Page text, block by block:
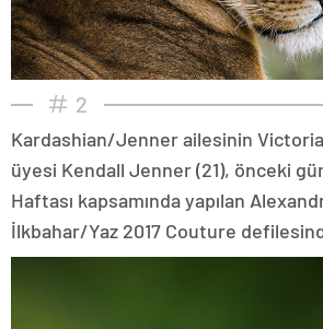
2
Kardashian/Jenner ailesinin
üyesi Kendall Jenner (21), önceki
Haftası kapsamında yapılan
İlkbahar/Yaz 2017 Couture